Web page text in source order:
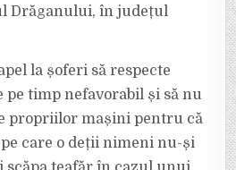
PROPULSAT
ÎNTR-
Drăganului, în județul
la șoferi să respecte
timp nefavorabil și să nu
propriilor mașini pentru că
care o deții nimeni nu-și